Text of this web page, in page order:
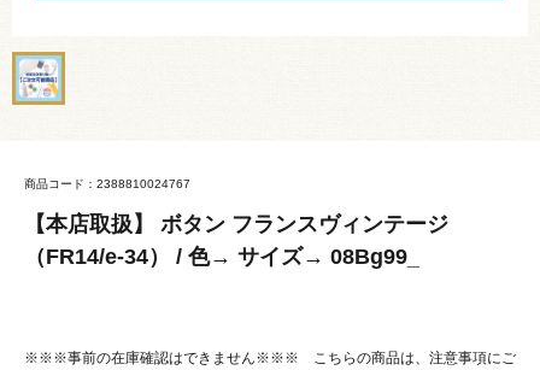
商品コード：2388810024767
【本店取扱】 ボタン フランスヴィンテージ
（FR14/e-34） / 色→ サイズ→ 08Bg99_
※※※事前の在庫確認はできません※※※ こちらの商品は、注意事項にご